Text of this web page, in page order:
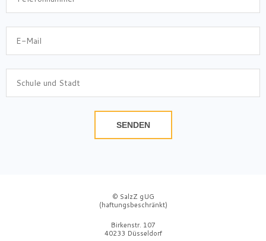
SENDEN
© SalzZ gUG
(haftungsbeschränkt)
Birkenstr. 107
40233 Düsseldorf